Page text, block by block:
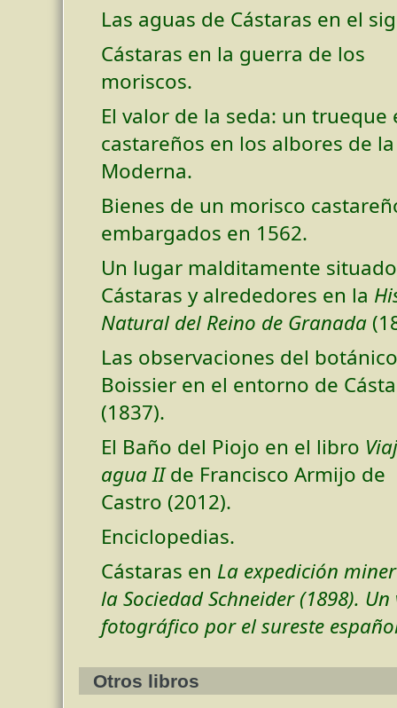
Las aguas de Cástaras en el
Cástaras en la guerra de los
moriscos.
El valor de la seda: un trueque
castareños en los albores de
Moderna.
Bienes de un morisco
embargados en 1562.
Un lugar malditamente
Cástaras y alrededores en la
Natural del Reino de Granada
Las observaciones del botánico
Boissier en el entorno de
(1837).
El Baño del Piojo en el libro
agua IIde Francisco Armijo de
Castro (2012).
Enciclopedias.
Cástaras en La expedición
la Sociedad Schneider (1898). Un
fotográfico por el sureste
Otros libros